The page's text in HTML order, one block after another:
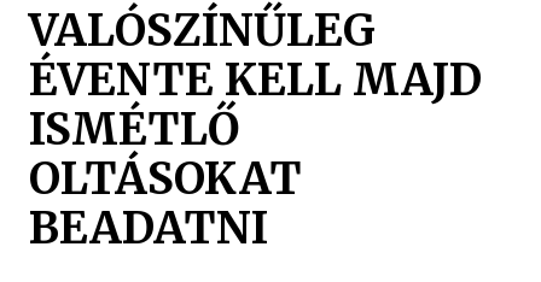
VALÓSZÍNŰLEG
ÉVENTE KELL MAJD
ISMÉTLŐ
OLTÁSOKAT
BEADATNI